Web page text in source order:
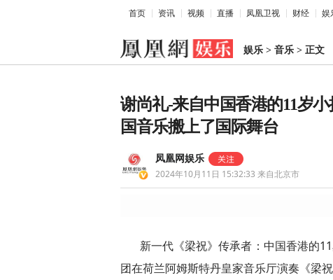
首页 资讯 视频 直播 凤凰卫视 财经 娱
娱乐 > 音乐 > 正文
谢尚礼-来自中国香港的11岁
国音乐搬上了国际舞台
凤凰网娱乐
2024年10月11日 15:32:33 来自北京市
新一代《梁祝》传承者：中国香港的
团在荷兰阿姆斯特丹皇家音乐厅演奏《梁